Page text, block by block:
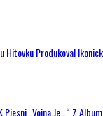
Hitovku Produkoval
„Vojna Je…“ Z